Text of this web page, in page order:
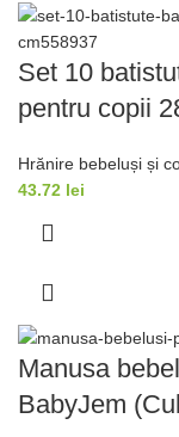
Set 10
pentru copii
Hrănire bebeluși și
43.72 lei
Manusa
BabyJem